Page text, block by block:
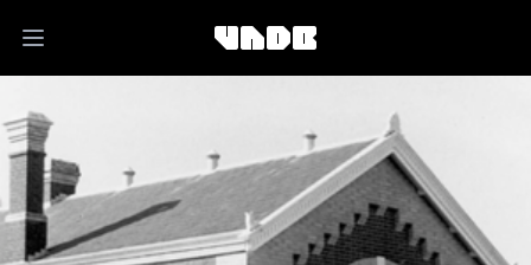
Open main menu